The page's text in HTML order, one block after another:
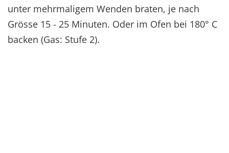
unter mehrmaligem Wenden braten, je nach
Grösse 15 - 25 Minuten. Oder im Ofen bei 180° C
backen (Gas: Stufe 2).